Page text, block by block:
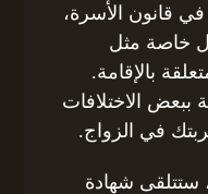
قانون الأسرة،
خاصة مثل
بالإقامة.
الاختلافات
في الزواج.
ستتلقى شهادة